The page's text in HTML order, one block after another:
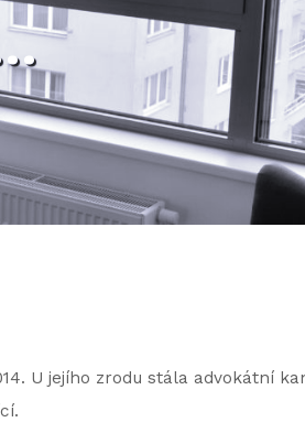
U jejího zrodu stála advokátní